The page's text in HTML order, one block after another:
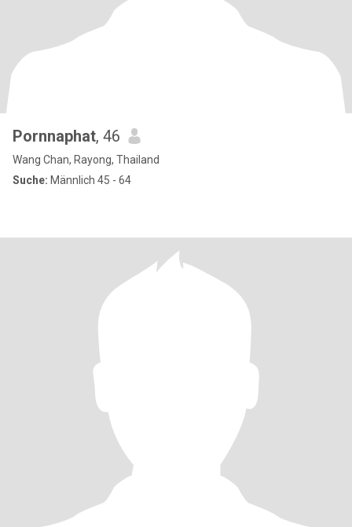
Pornnaphat, 46
Wang Chan, Rayong, Thailand
Suche: Männlich 45 - 64